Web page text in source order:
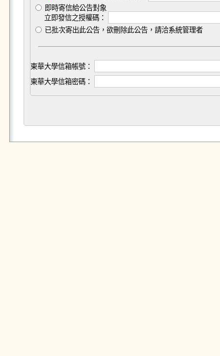
即時寄信給公告對象
立即發信之授權碼：
已批次寄出此公告，欲刪除此公告，請洽系統管理者
東華大學信箱帳號：
東華大學信箱密碼：